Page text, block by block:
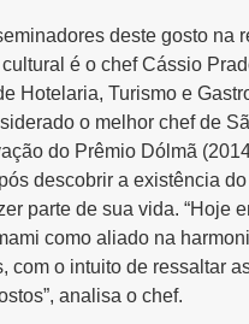
deste gosto na
é o chef Cássio
Hotelaria, Turismo e
o melhor chef de
do Prêmio Dólmã
descobrir a existência
parte de sua vida. “Hoje
como aliado na
com o intuito de ressaltar
analisa o chef.